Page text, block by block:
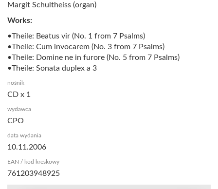
Margit Schultheiss (organ)
Works:
•Theile: Beatus vir (No. 1 from 7 Psalms)
•Theile: Cum invocarem (No. 3 from 7 Psalms)
•Theile: Domine ne in furore (No. 5 from 7 Psalms)
•Theile: Sonata duplex a 3
nośnik
CD x 1
wydawca
CPO
data wydania
10.11.2006
EAN / kod kreskowy
761203948925